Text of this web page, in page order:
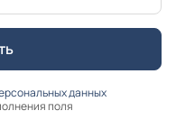
данных
поля